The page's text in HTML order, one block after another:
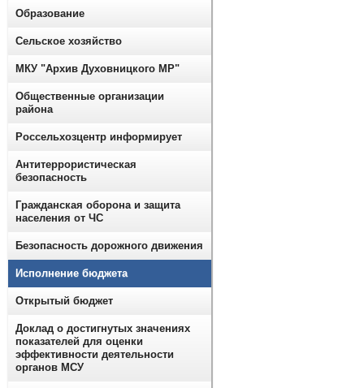
Образование
Сельское хозяйство
МКУ "Архив Духовницкого МР"
Общественные организации
района
Россельхозцентр информирует
Антитеррористическая
безопасность
Гражданская оборона и защита
населения от ЧС
Безопасность дорожного движения
Исполнение бюджета
Открытый бюджет
Доклад о достигнутых значениях
показателей для оценки
эффективности деятельности
органов МСУ